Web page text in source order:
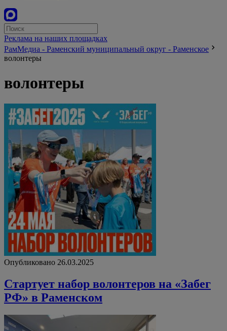
Реклама на наших площадках
РамМедиа - Раменский муниципальный округ - Раменское
волонтеры
волонтеры
Опубликовано 26.03.2025
Стартует набор волонтеров на «Забег
РФ» в Раменском